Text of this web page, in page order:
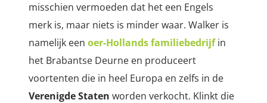
misschien vermoeden dat het een Engels
merk is, maar niets is minder waar. Walker is
namelijk een oer-Hollands familiebedrijfin
het Brabantse Deurne en produceert
voortenten die in heel Europa en zelfs in de
Verenigde Staten worden verkocht. Klinkt die